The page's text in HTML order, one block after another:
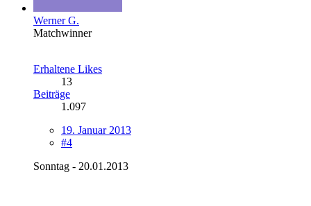
Werner G.
Matchwinner
Erhaltene Likes
13
Beiträge
1.097
19. Januar 2013
#4
Sonntag - 20.01.2013